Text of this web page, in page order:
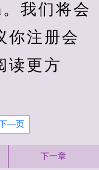
我们将会
你注册会
读更方
—页
下一章